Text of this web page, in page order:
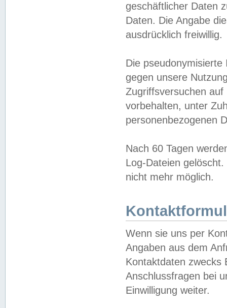
geschäftlicher Daten
Daten. Die Angabe
ausdrücklich freiwillig.
Die
gegen unsere
Zugriffsversuchen
vorbehalten, unter
personenbezogenen
Nach 60 Tagen
Log-Dateien
nicht mehr möglich.
Wenn sie uns per
Angaben aus dem
Kontaktdaten zwecks
Anschlussfragen bei
Einwilligung weiter.